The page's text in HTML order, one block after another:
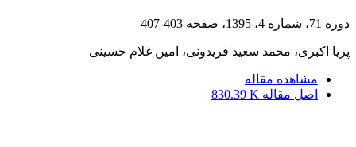
دوره 71، شماره 4، 1395، صفحه 403-407
پریا اکبری، محمد سعید فریدونی، امین غلام حسینی
مشاهده مقاله
اصل مقاله 830.39 K